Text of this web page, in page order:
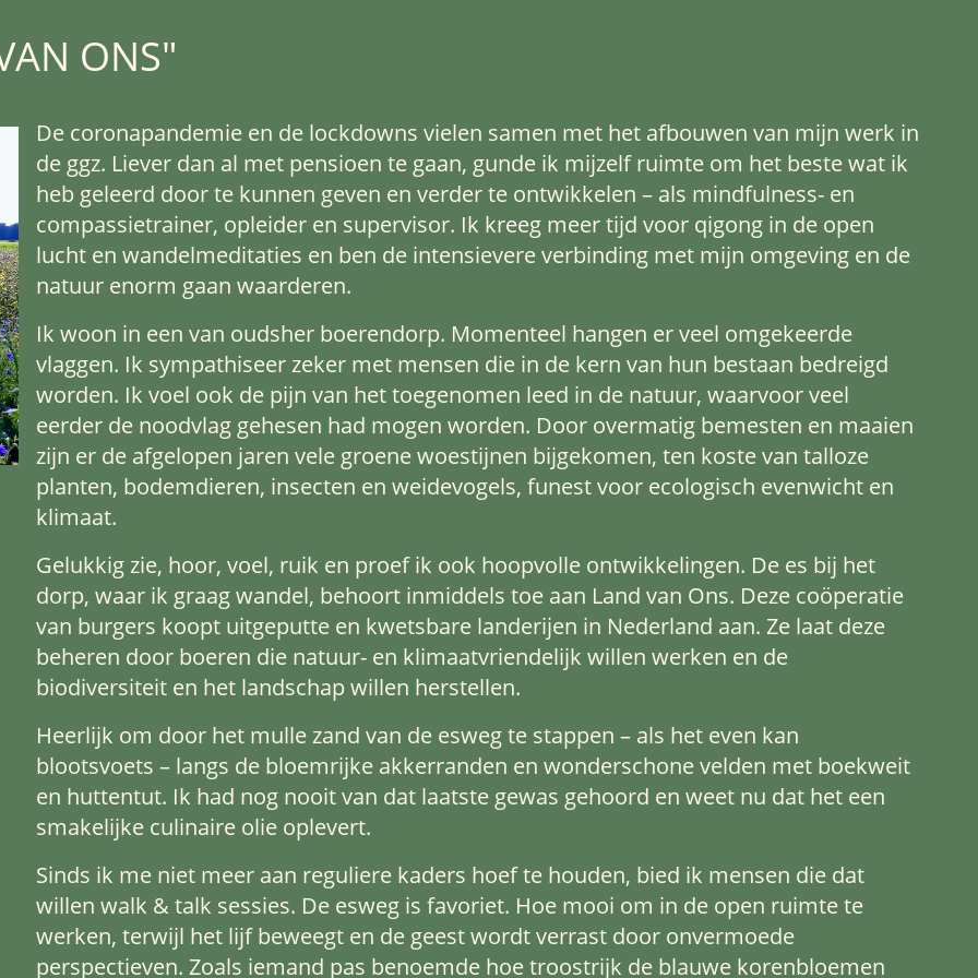
ONS"
De coronapandemie en de lockdowns vielen samen met het afbouwen van mijn werk in
de ggz. Liever dan al met pensioen te gaan, gunde ik mijzelf ruimte om het beste wat ik
heb geleerd door te kunnen geven en verder te ontwikkelen – als mindfulness- en
compassietrainer, opleider en supervisor. Ik kreeg meer tijd voor qigong in de open
lucht en wandelmeditaties en ben de intensievere verbinding met mijn omgeving en de
natuur enorm gaan waarderen.
Ik woon in een van oudsher boerendorp. Momenteel hangen er veel omgekeerde
vlaggen. Ik sympathiseer zeker met mensen die in de kern van hun bestaan bedreigd
worden. Ik voel ook de pijn van het toegenomen leed in de natuur, waarvoor veel
eerder de noodvlag gehesen had mogen worden. Door overmatig bemesten en maaien
zijn er de afgelopen jaren vele groene woestijnen bijgekomen, ten koste van talloze
planten, bodemdieren, insecten en weidevogels, funest voor ecologisch evenwicht en
klimaat.
Gelukkig zie, hoor, voel, ruik en proef ik ook hoopvolle ontwikkelingen. De es bij het
dorp, waar ik graag wandel, behoort inmiddels toe aan Land van Ons. Deze coöperatie
van burgers koopt uitgeputte en kwetsbare landerijen in Nederland aan. Ze laat deze
beheren door boeren die natuur- en klimaatvriendelijk willen werken en de
biodiversiteit en het landschap willen herstellen.
Heerlijk om door het mulle zand van de esweg te stappen – als het even kan
blootsvoets – langs de bloemrijke akkerranden en wonderschone velden met boekweit
en huttentut. Ik had nog nooit van dat laatste gewas gehoord en weet nu dat het een
smakelijke culinaire olie oplevert.
Sinds ik me niet meer aan reguliere kaders hoef te houden, bied ik mensen die dat
willen walk & talk sessies. De esweg is favoriet. Hoe mooi om in de open ruimte te
werken, terwijl het lijf beweegt en de geest wordt verrast door onvermoede
perspectieven. Zoals iemand pas benoemde hoe troostrijk de blauwe korenbloemen